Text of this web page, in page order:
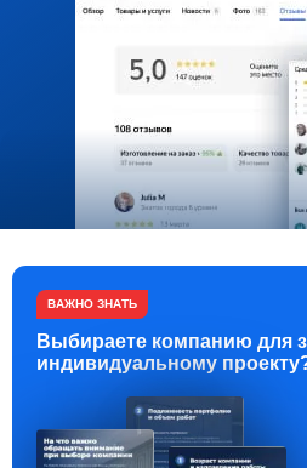
ВАЖНО ЗНАТЬ
Выбираете компанию для
индивидуальному